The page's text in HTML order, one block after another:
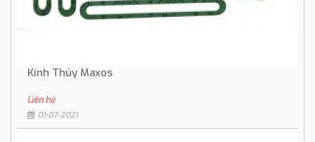
Kính Thủy Maxos
Liên hệ
01-07-2021